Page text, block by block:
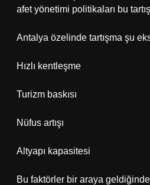
afet yönetimi politikaları bu
Antalya özelinde tartışma şu
Hızlı kentleşme
Turizm baskısı
Nüfus artışı
Altyapı kapasitesi
Bu faktörler bir araya geldiğinde